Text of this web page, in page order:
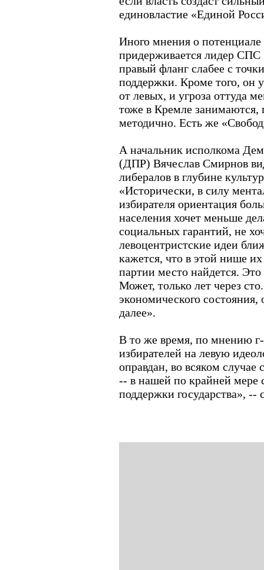
единовластие «Единой
Иного мнения о
придерживается лидер
правый фланг слабее с
поддержки. Кроме того, он
от левых, и угроза оттуда
тоже в Кремле занимаются,
методично. Есть же
А начальник исполкома
(ДПР) Вячеслав Смирнов
либералов в глубине
«Исторически, в силу
избирателя ориентация
населения хочет меньше
социальных гарантий, не
левоцентристские идеи
кажется, что в этой нише
партии место найдется.
Может, только лет через
экономического состояния,
далее».
В то же время, по мнению
избирателей на левую
оправдан, во всяком случае
-- в нашей по крайней мере
поддержки государства», --